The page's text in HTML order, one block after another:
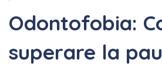
Odontofobia:
superare la